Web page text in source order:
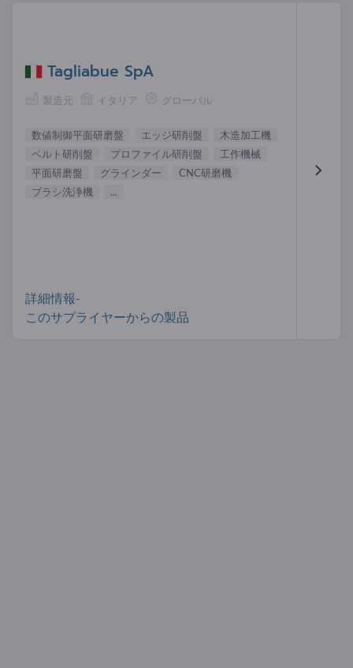
Tagliabue SpA
製造元 イタリア グローバル
数値制御平面研磨盤 エッジ研削盤
木造加工機
ベルト研削盤
プロファイル研削盤
工作機械
平面研磨盤
グラインダー
CNC研磨機
ブラシ洗浄機
...
詳細情報-
このサプライヤーからの製品